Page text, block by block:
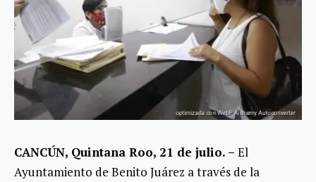
CANCÚN, Quintana Roo, 21 de julio. – El
Ayuntamiento de Benito Juárez a través de la